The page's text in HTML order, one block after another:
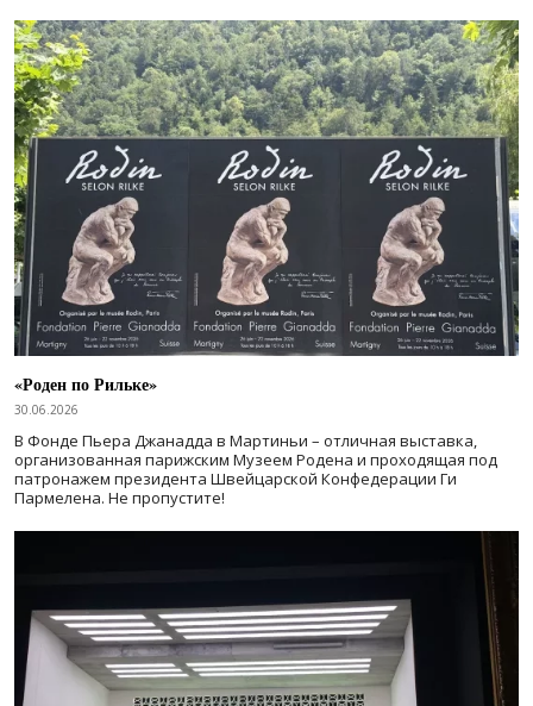
«Роден по Рильке»
30.06.2026
В Фонде Пьера Джанадда в Мартиньи – отличная выставка,
организованная парижским Музеем Родена и проходящая под
патронажем президента Швейцарской Конфедерации Ги
Пармелена. Не пропустите!